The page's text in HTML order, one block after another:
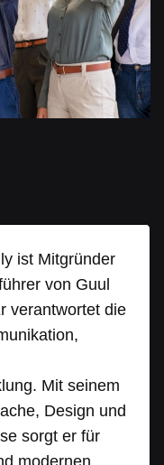
ist Mitgründer
von Guul
verantwortet die
Mit seinem
Design und
sorgt er für